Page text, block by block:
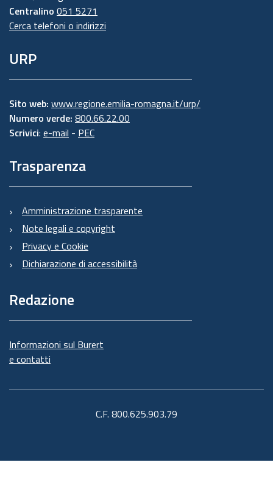
Centralino 051 5271
Cerca telefoni o indirizzi
URP
Sito web: www.regione.emilia-romagna.it/urp/
Numero verde: 800.66.22.00
Scrivici: e-mail - PEC
Trasparenza
Amministrazione trasparente
Note legali e copyright
Privacy e Cookie
Dichiarazione di accessibilità
Redazione
Informazioni sul Burert
e contatti
C.F. 800.625.903.79